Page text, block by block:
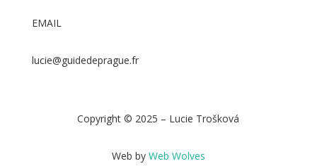
EMAIL
lucie@guidedeprague.fr
Copyright © 2025 – Lucie Trošková
Web by Web Wolves